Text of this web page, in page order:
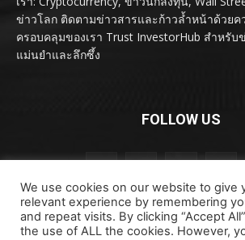
ข่าวโลก ติดตามข่าวสารและก้าวล้ำหน้าด้วย
ครอบคลุมของเรา Trust InvestorHub สำหรับ
แม่นยำและลึกซึ้ง
FOLLOW US
We use cookies on our website to give
relevant experience by remembering
and repeat visits. By clicking “Accept
the use of ALL the cookies. However,